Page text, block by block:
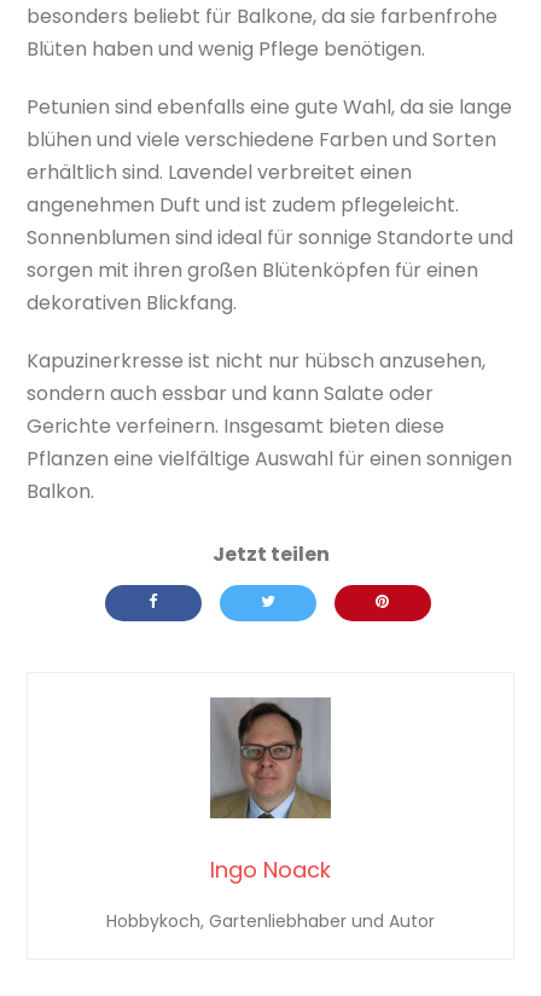
besonders beliebt für Balkone, da sie farbenfrohe
Blüten haben und wenig Pflege benötigen.
Petunien sind ebenfalls eine gute Wahl, da sie lange
blühen und viele verschiedene Farben und Sorten
erhältlich sind. Lavendel verbreitet einen
angenehmen Duft und ist zudem pflegeleicht.
Sonnenblumen sind ideal für sonnige Standorte und
sorgen mit ihren großen Blütenköpfen für einen
dekorativen Blickfang.
Kapuzinerkresse ist nicht nur hübsch anzusehen,
sondern auch essbar und kann Salate oder
Gerichte verfeinern. Insgesamt bieten diese
Pflanzen eine vielfältige Auswahl für einen sonnigen
Balkon.
Ingo Noack
Hobbykoch, Gartenliebhaber und Autor